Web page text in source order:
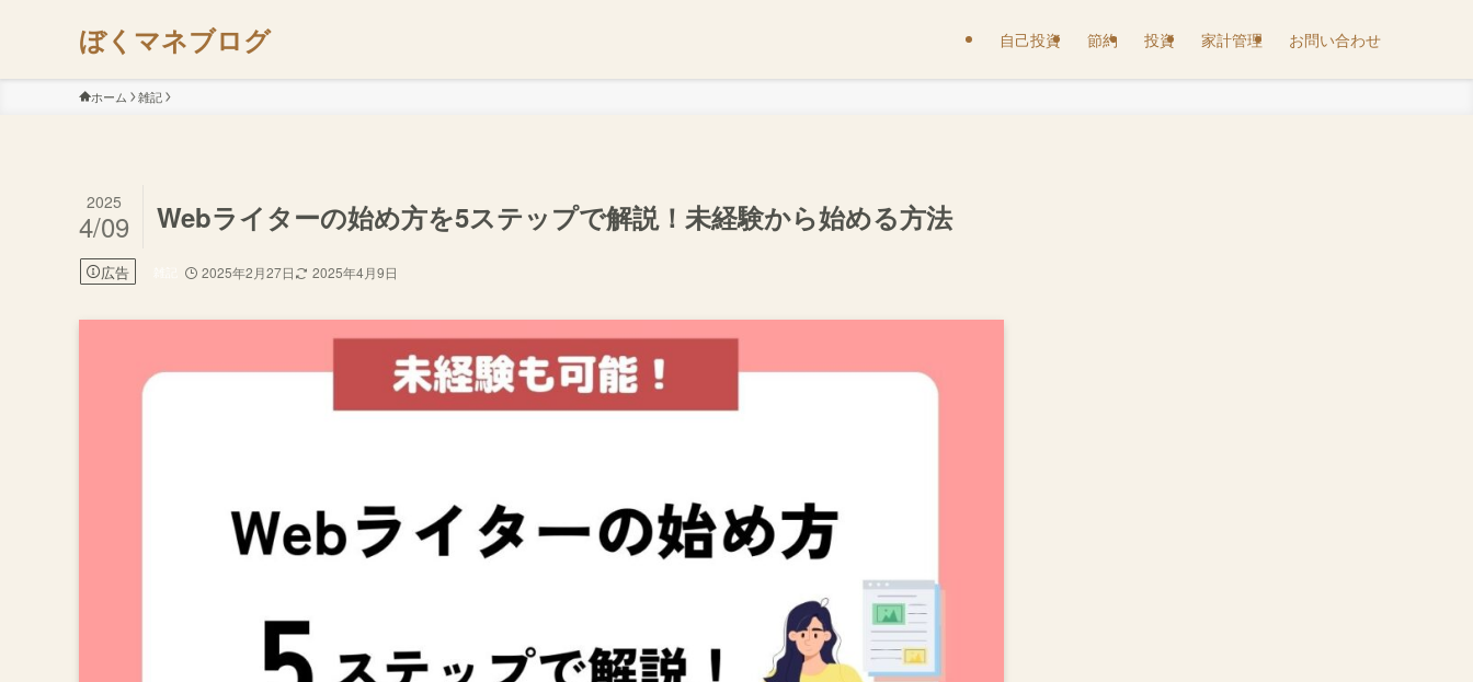
ぼくマネブログ 自己投資 節約 投資 家計管理 お問い合わせ
ホーム 雑記
Webライターの始め方を5ステップで解説！未経験から始める方法
2025
4/09
広告 2025年2月27日 2025年4月9日